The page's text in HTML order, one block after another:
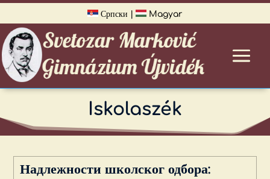
Српски Magyar
Iskolaszék
Надлежности школског одбора: